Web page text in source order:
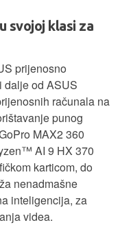
svojoj klasi za
prijenosno
dalje od ASUS
računala na
punog
MAX2 360
AI 9 HX 370
karticom, do
nenadmašne
inteligencija, za
videa.